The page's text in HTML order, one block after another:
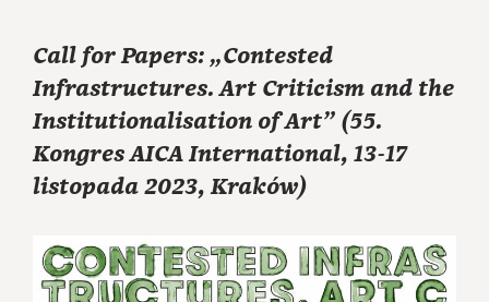
Call for Papers: „Contested
Infrastructures. Art Criticism and the
Institutionalisation of Art” (55.
Kongres AICA International, 13-17
listopada 2023, Kraków)